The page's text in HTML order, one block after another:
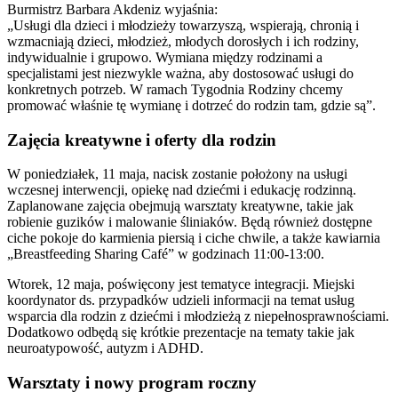
Burmistrz Barbara Akdeniz wyjaśnia:
„Usługi dla dzieci i młodzieży towarzyszą, wspierają, chronią i
wzmacniają dzieci, młodzież, młodych dorosłych i ich rodziny,
indywidualnie i grupowo. Wymiana między rodzinami a
specjalistami jest niezwykle ważna, aby dostosować usługi do
konkretnych potrzeb. W ramach Tygodnia Rodziny chcemy
promować właśnie tę wymianę i dotrzeć do rodzin tam, gdzie są”.
Zajęcia kreatywne i oferty dla rodzin
W poniedziałek, 11 maja, nacisk zostanie położony na usługi
wczesnej interwencji, opiekę nad dziećmi i edukację rodzinną.
Zaplanowane zajęcia obejmują warsztaty kreatywne, takie jak
robienie guzików i malowanie śliniaków. Będą również dostępne
ciche pokoje do karmienia piersią i ciche chwile, a także kawiarnia
„Breastfeeding Sharing Café” w godzinach 11:00-13:00.
Wtorek, 12 maja, poświęcony jest tematyce integracji. Miejski
koordynator ds. przypadków udzieli informacji na temat usług
wsparcia dla rodzin z dziećmi i młodzieżą z niepełnosprawnościami.
Dodatkowo odbędą się krótkie prezentacje na tematy takie jak
neuroatypowość, autyzm i ADHD.
Warsztaty i nowy program roczny